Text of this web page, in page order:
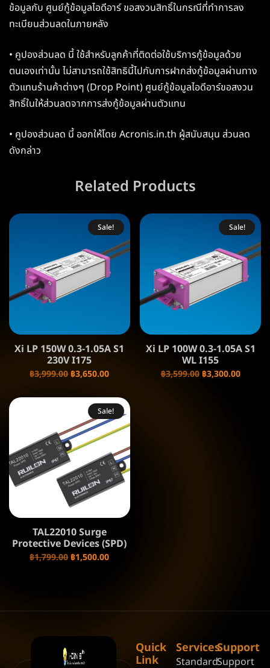
ข้อมูลกับ ศูนย์กู้ข้อมูลไอดีอาร์ ขอสงวนสิทธิ์ในกรณีที่ทำการลง
ทะเบียนส่วนลดในภายหลัง
• คูปองส่วนลด นี้ ใช้สำหรับลูกค้าที่ติดต่อใช้บริการกู้ข้อมูลด้วย
ตนเองเท่านั้น ไม่สามารถใช้สิทธินี้ไปกับการฝากส่งกู้ข้อมูลผ่านทาง
ตัวแทนร้านค้าต่างๆ (Drop Point) ศูนย์กู้ข้อมูลไอดีอาร์ขอสงวน
สิทธิ์ในให้ส่วนลดจากการส่งกู้ข้อมูลผ่านตัวแทน
• คูปองส่วนลด นี้ ออกให้โดย Acronis.in.th ผู้สนับสนุน ส่วนลด
ดังกล่าว
Related Products
Sale!
Xi LP 150W 0.3-1.05A S1
230V I175
฿3,999.00 ฿3,650.00
Sale!
Xi LP 100W 0.3-1.05A S1
WL I155
฿3,599.00 ฿3,300.00
Sale!
TAL22010 Surge
Protective Devices (SPD)
฿1,799.00 ฿1,500.00
Quick
Link
Services
Standard
Support
Support